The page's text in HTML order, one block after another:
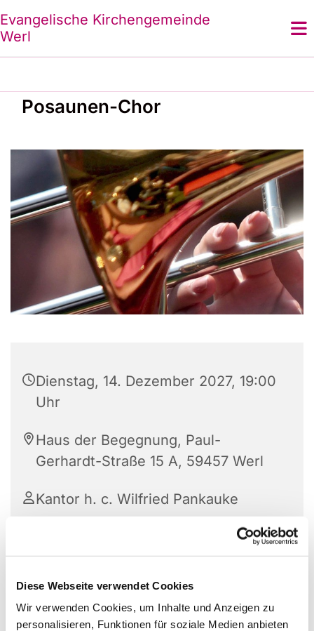
Diese Webseite verwendet Cookies
Wir verwenden Cookies, um Inhalte und Anzeigen zu
personalisieren, Funktionen für soziale Medien anbieten
Evangelische Kirchengemeinde
Werl
Posaunen-Chor
Dienstag, 14. Dezember 2027, 19:00
Uhr
Haus der Begegnung, Paul-
Gerhardt-Straße 15 A, 59457 Werl
Kantor h. c. Wilfried Pankauke